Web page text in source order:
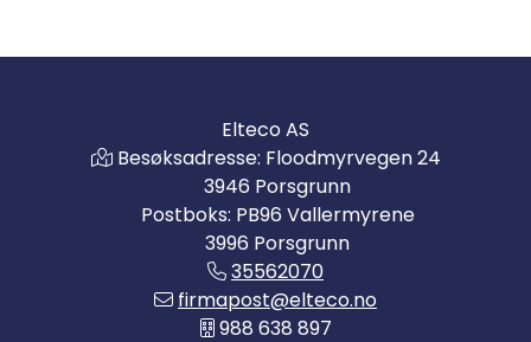
Elteco AS
Besøksadresse: Floodmyrvegen 24
3946 Porsgrunn
Postboks: PB96 Vallermyrene
3996 Porsgrunn
35562070
firmapost@elteco.no
988 638 897